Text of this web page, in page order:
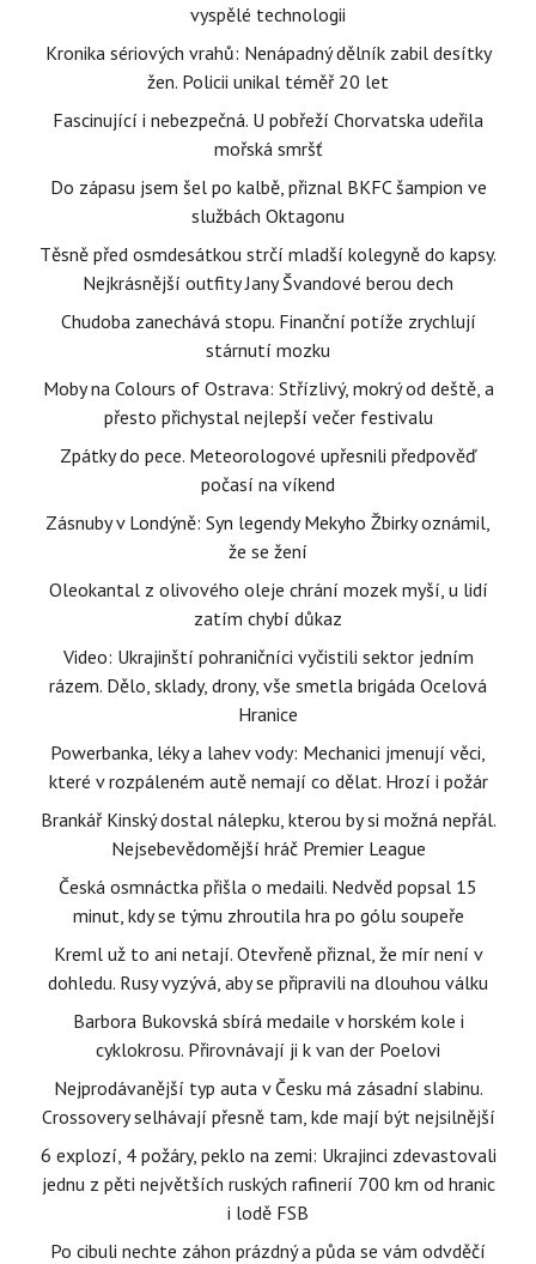
vyspělé technologii
Kronika sériových vrahů: Nenápadný dělník zabil desítky
žen. Policii unikal téměř 20 let
Fascinující i nebezpečná. U pobřeží Chorvatska udeřila
mořská smršť
Do zápasu jsem šel po kalbě, přiznal BKFC šampion ve
službách Oktagonu
Těsně před osmdesátkou strčí mladší kolegyně do kapsy.
Nejkrásnější outfity Jany Švandové berou dech
Chudoba zanechává stopu. Finanční potíže zrychlují
stárnutí mozku
Moby na Colours of Ostrava: Střízlivý, mokrý od deště, a
přesto přichystal nejlepší večer festivalu
Zpátky do pece. Meteorologové upřesnili předpověď
počasí na víkend
Zásnuby v Londýně: Syn legendy Mekyho Žbirky oznámil,
že se žení
Oleokantal z olivového oleje chrání mozek myší, u lidí
zatím chybí důkaz
Video: Ukrajinští pohraničníci vyčistili sektor jedním
rázem. Dělo, sklady, drony, vše smetla brigáda Ocelová
Hranice
Powerbanka, léky a lahev vody: Mechanici jmenují věci,
které v rozpáleném autě nemají co dělat. Hrozí i požár
Brankář Kinský dostal nálepku, kterou by si možná nepřál.
Nejsebevědomější hráč Premier League
Česká osmnáctka přišla o medaili. Nedvěd popsal 15
minut, kdy se týmu zhroutila hra po gólu soupeře
Kreml už to ani netají. Otevřeně přiznal, že mír není v
dohledu. Rusy vyzývá, aby se připravili na dlouhou válku
Barbora Bukovská sbírá medaile v horském kole i
cyklokrosu. Přirovnávají ji k van der Poelovi
Nejprodávanější typ auta v Česku má zásadní slabinu.
Crossovery selhávají přesně tam, kde mají být nejsilnější
6 explozí, 4 požáry, peklo na zemi: Ukrajinci zdevastovali
jednu z pěti největších ruských rafinerií 700 km od hranic
i lodě FSB
Po cibuli nechte záhon prázdný a půda se vám odvděčí